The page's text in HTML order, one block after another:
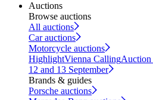
Auctions
Browse auctions
All auctions
Car auctions
Motorcycle auctions
HighlightVienna Calling
12 and 13 September
Brands & guides
Porsche auctions